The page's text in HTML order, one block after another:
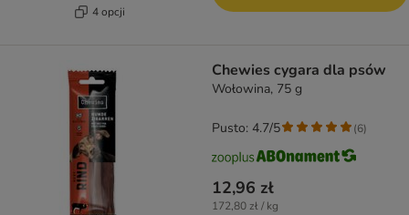
4 opcji
Chewies cygara dla psów
Wołowina, 75 g
12,96 zł
172,80 zł / kg
Pusto: 4.7/5 (6)